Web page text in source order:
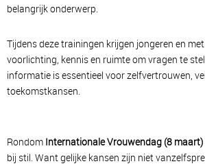
belangrijk onderwerp.
Tijdens deze trainingen krijgen jongeren en
voorlichting, kennis en ruimte om vragen te
informatie is essentieel voor zelfvertrouwen,
toekomstkansen.
Rondom Internationale Vrouwendag (8 maart)
bij stil. Want gelijke kansen zijn niet